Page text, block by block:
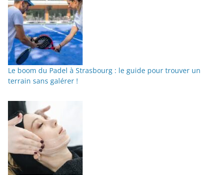
Le boom du Padel à Strasbourg : le guide pour trouver un
terrain sans galérer !